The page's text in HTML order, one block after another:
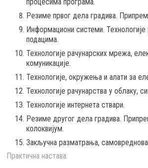
Резиме првог дела градива.
Информациони системи.
подацима.
Технологије рачунарских мрежа,
комуникације.
Технологије, окружења и алати за
Технологије рачунарства у облаку,
Технологије интернета ствари.
Резиме другог дела градива.
колоквијум.
Закључна разматрања,
Практична настава: